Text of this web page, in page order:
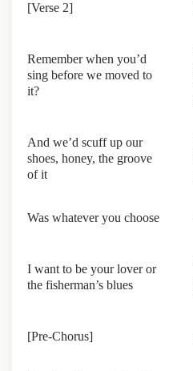
[Verse 2]
Remember when you’d
sing before we moved to
it?
And we’d scuff up our
shoes, honey, the groove
of it
Was whatever you choose
I want to be your lover or
the fisherman’s blues
[Pre-Chorus]